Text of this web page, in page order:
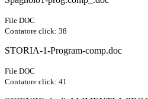
File DOC
Contatore click: 38
STORIA-1-Program-comp.doc
File DOC
Contatore click: 41